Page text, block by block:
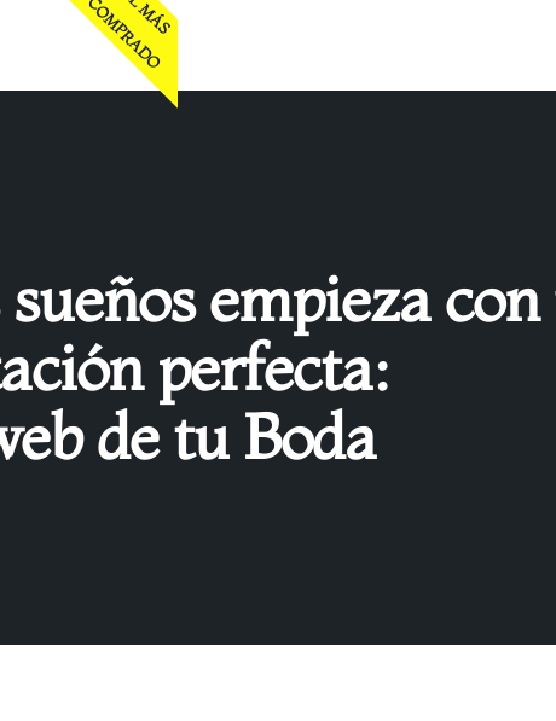
COMPRADO
empieza
perfecta:
de tu Boda